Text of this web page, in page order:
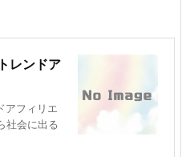
レンドア
アフィリエ
社会に出る